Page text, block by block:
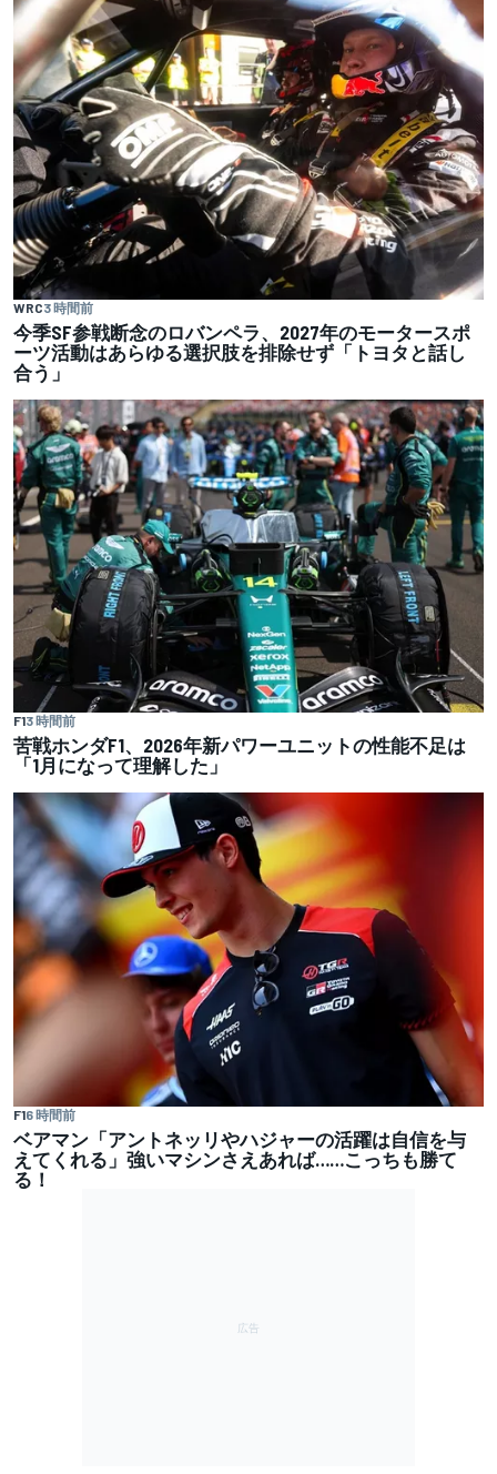
WRC3 時間前
今季SF参戦断念のロバンペラ、2027年のモータースポ
ーツ活動はあらゆる選択肢を排除せず「トヨタと話し
合う」
F13 時間前
苦戦ホンダF1、2026年新パワーユニットの性能不足は
「1月になって理解した」
F16 時間前
ベアマン「アントネッリやハジャーの活躍は自信を与
えてくれる」強いマシンさえあれば……こっちも勝て
る！